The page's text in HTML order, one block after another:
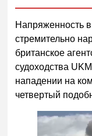
Напряженность
стремительно
британское
судоходства
нападении на
четвертый